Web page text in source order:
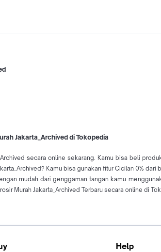
Jakarta_Archived di Tokopedia
secara online sekarang. Kamu bisa beli
Kamu bisa gunakan fitur Cicilan 0%
mudah dari genggaman tangan kamu
Murah Jakarta_Archived Terbaru secara online di
Help